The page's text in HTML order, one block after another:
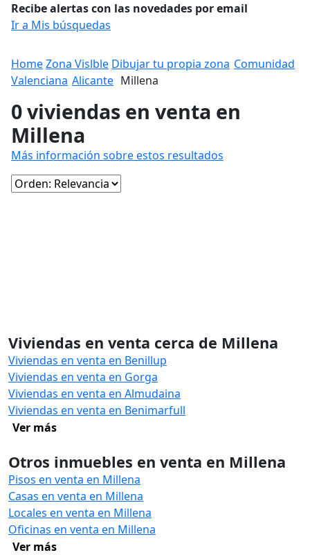
Recibe alertas con las novedades por email
Ir a Mis búsquedas
HomeZona Vislble Dibujar tu propia zona Comunidad
Valenciana Alicante Millena
0 viviendas en venta en
Millena
Más información sobre estos resultados
Viviendas en venta cerca de Millena
Viviendas en venta en Benillup
Viviendas en venta en Gorga
Viviendas en venta en Almudaina
Viviendas en venta en Benimarfull
Ver más
Otros inmuebles en venta en Millena
Pisos en venta en Millena
Casas en venta en Millena
Locales en venta en Millena
Oficinas en venta en Millena
Ver más